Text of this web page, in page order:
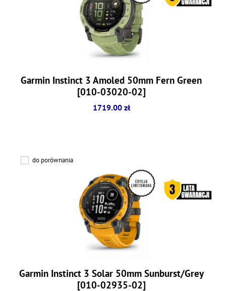
Garmin Instinct 3 Amoled 50mm Fern Green
[010-03020-02]
1719.00 zł
do porównania
Garmin Instinct 3 Solar 50mm Sunburst/Grey
[010-02935-02]